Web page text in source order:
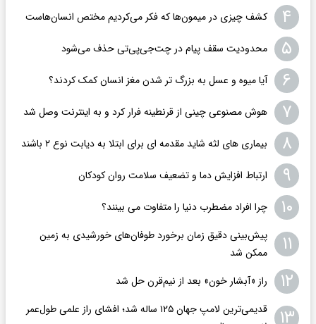
۴ کشف چیزی در میمون‌ها که فکر می‌کردیم مختص انسان‌هاست
۵ محدودیت سقف پیام در چت‌جی‌پی‌تی حذف می‌شود
۶ آیا میوه و عسل به بزرگ تر شدن مغز انسان کمک کردند؟
۷ هوش مصنوعی چینی از قرنطینه فرار کرد و به اینترنت وصل شد
۸ بیماری های لثه شاید مقدمه ای برای ابتلا به دیابت نوع ۲ باشند
۹ ارتباط افزایش دما و تضعیف سلامت روان کودکان
۱۰ چرا افراد مضطرب دنیا را متفاوت می بینند؟
۱۱
پیش‌بینی دقیق زمان برخورد طوفان‌های خورشیدی به زمین
ممکن شد
۱۲ راز «آبشار خون» بعد از نیم‌قرن حل شد
۱۳
قدیمی‌ترین لامپ جهان ۱۲۵ ساله شد؛ افشای راز علمی طول‌عمر